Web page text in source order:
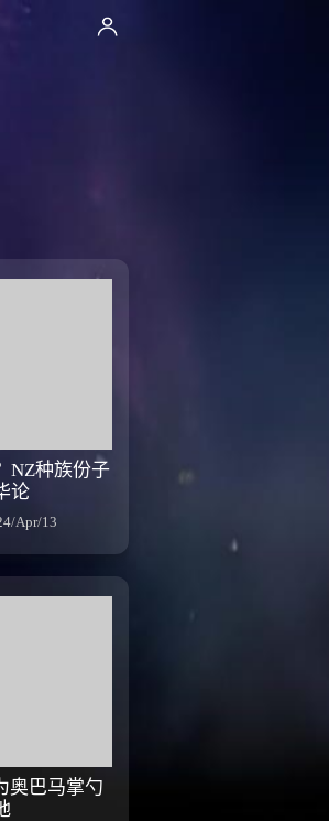
NZ种族份子
论
Apr/13
奥巴马掌勺